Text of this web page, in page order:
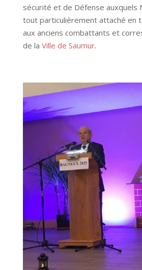
sécurité et de Défense auxquels
tout particulièrement attaché en
aux anciens combattants et
de la Ville de Saumur.